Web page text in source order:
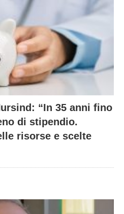
“In 35 anni fino
di stipendio.
risorse e scelte